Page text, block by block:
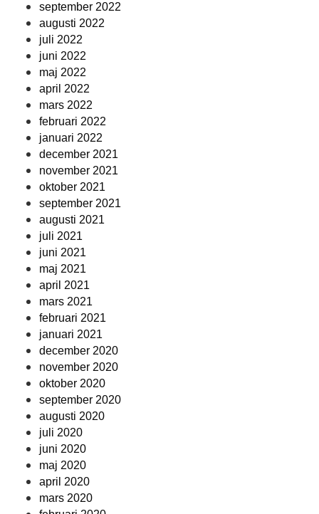
september 2022
augusti 2022
juli 2022
juni 2022
maj 2022
april 2022
mars 2022
februari 2022
januari 2022
december 2021
november 2021
oktober 2021
september 2021
augusti 2021
juli 2021
juni 2021
maj 2021
april 2021
mars 2021
februari 2021
januari 2021
december 2020
november 2020
oktober 2020
september 2020
augusti 2020
juli 2020
juni 2020
maj 2020
april 2020
mars 2020